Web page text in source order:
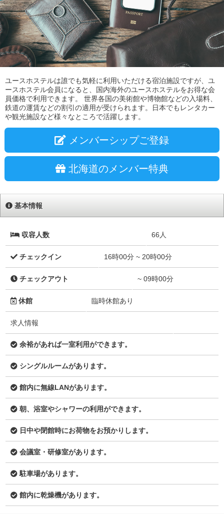
ユースホステルは誰でも気軽に利用いただける宿泊施設ですが、ユ
ースホステル会員になると、国内海外のユースホステルをお得な会
員価格で利用できます。 世界各国の美術館や博物館などの入場料、
鉄道の運賃などの割引の適用が受けられます。日本でもレンタカー
や観光施設など様々なところで活躍します。
メンバーシップご登録
北海道のメンバー特典
基本情報
収容人数 66人
チェックイン 16時00分 ~ 20時00分
チェックアウト ~ 09時00分
休館 臨時休館あり
求人情報
余裕があれば一室利用ができます。
シングルルームがあります。
館内に無線LANがあります。
朝、浴室やシャワーの利用ができます。
日中や閉館時にお荷物をお預かりします。
会議室・研修室があります。
駐車場があります。
館内に乾燥機があります。